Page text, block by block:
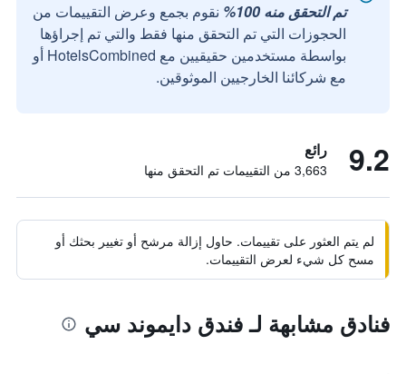
تم التحقق منه 100%
نقوم بجمع وعرض التقييمات من
الحجوزات التي تم التحقق منها فقط والتي تم إجراؤها
بواسطة مستخدمين حقيقيين مع HotelsCombined أو
مع شركائنا الخارجيين الموثوقين.
9.2 رائع
3,663 من التقييمات تم التحقق منها
لم يتم العثور على تقييمات. حاول إزالة مرشح أو تغيير بحثك أو
مسح كل شيء لعرض التقييمات.
فنادق مشابهة لـ فندق دايموند سي